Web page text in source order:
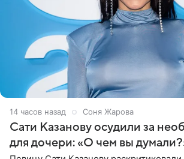
14 часов назад Соня Жарова
Сати Казанову осудили за
для дочери: «О чем вы